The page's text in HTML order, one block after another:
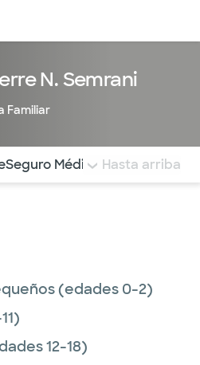
N. Semrani
Familiar
saltar rápidamente a
Seguro Médico COMENTARIOS
Hasta arriba
(edades 0-2)
12-18)